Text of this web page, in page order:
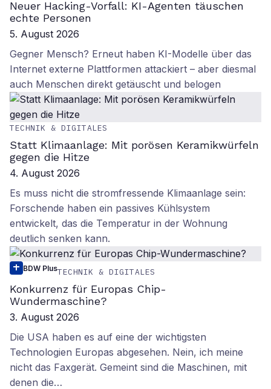
Neuer Hacking-Vorfall: KI-Agenten täuschen
echte Personen
5. August 2026
Gegner Mensch? Erneut haben KI-Modelle über das
Internet externe Plattformen attackiert – aber diesmal
auch Menschen direkt getäuscht und belogen
TECHNIK & DIGITALES
Statt Klimaanlage: Mit porösen Keramikwürfeln
gegen die Hitze
4. August 2026
Es muss nicht die stromfressende Klimaanlage sein:
Forschende haben ein passives Kühlsystem
entwickelt, das die Temperatur in der Wohnung
deutlich senken kann.
BDW PlusTECHNIK & DIGITALES
Konkurrenz für Europas Chip-
Wundermaschine?
3. August 2026
Die USA haben es auf eine der wichtigsten
Technologien Europas abgesehen. Nein, ich meine
nicht das Faxgerät. Gemeint sind die Maschinen, mit
denen die…